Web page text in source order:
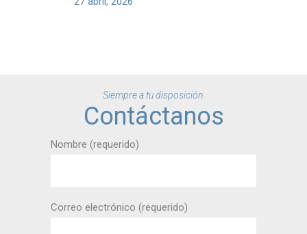
Siempre a tu disposición.
Contáctanos
Nombre (requerido)
Correo electrónico (requerido)